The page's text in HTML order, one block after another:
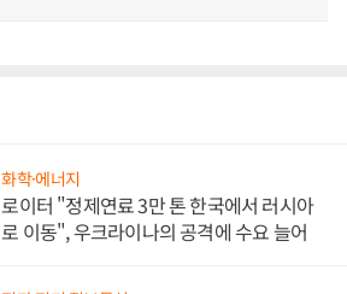
화학·에너지
로이터 "정제연료 3만 톤 한국에서 러시아
로 이동", 우크라이나의 공격에 수요 늘어